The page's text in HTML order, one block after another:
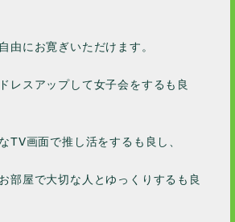
由にお寛ぎいただけます。
レスアップして女子会をするも良
TV画面で推し活をするも良し、
部屋で大切な人とゆっくりするも良